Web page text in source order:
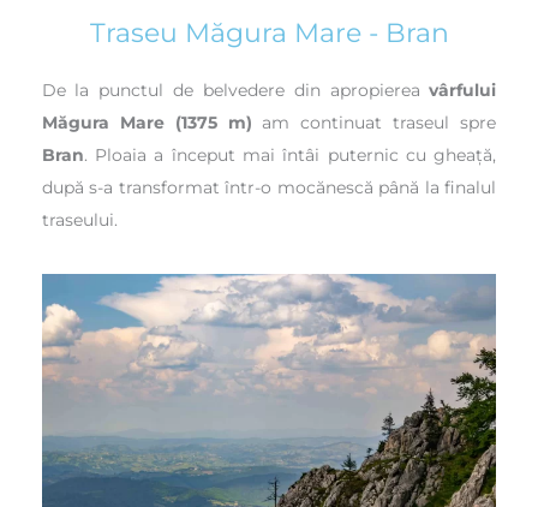
Traseu Măgura Mare - Bran
De la punctul de belvedere din apropiereavârfului
Măgura Mare (1375 m) am continuat traseul spre
Bran. Ploaia a început mai întâi puternic cu gheață,
după s-a transformat într-o mocănescă până la finalul
traseului.